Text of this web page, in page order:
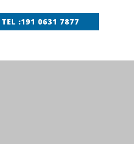
TEL :191 0631 7877